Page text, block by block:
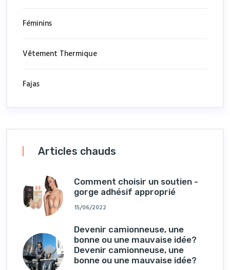
Féminins
Vêtement Thermique
Fajas
Articles chauds
Comment choisir un soutien -
gorge adhésif approprié
15/06/2022
Devenir camionneuse, une
bonne ou une mauvaise idée?
Devenir camionneuse, une
bonne ou une mauvaise idée?